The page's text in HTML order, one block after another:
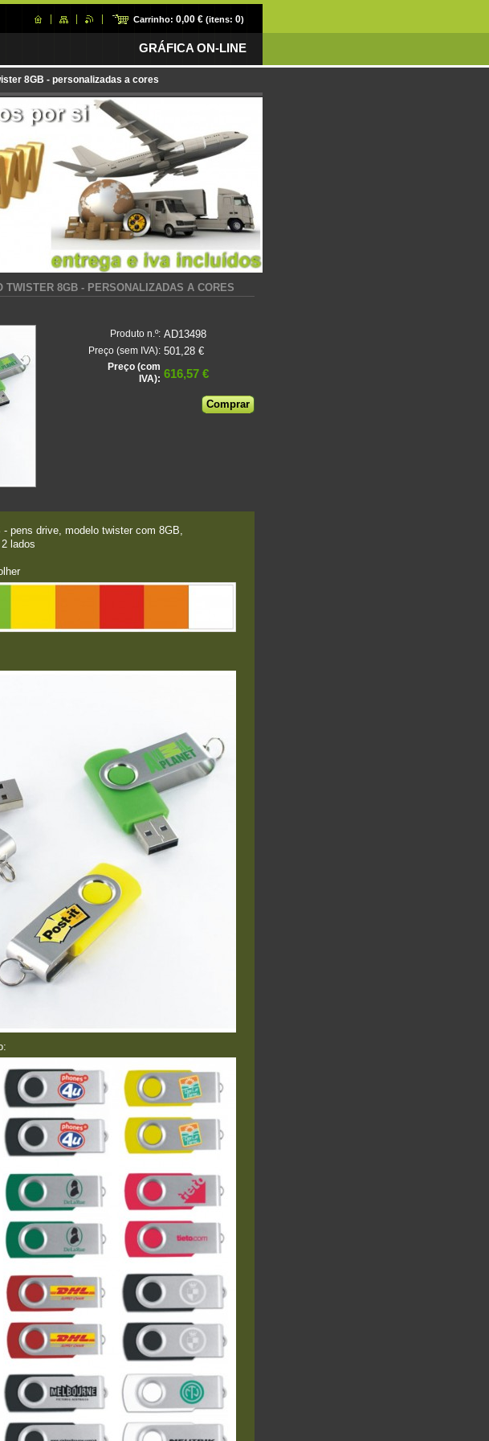
Carrinho: 0,00 € (itens: 0)
GRÁFICA ON-LINE
8GB - personalizadas a cores
TWISTER 8GB - PERSONALIZADAS A CORES
Produto n.º: AD13498
Preço (sem IVA): 501,28 €
Preço (com
IVA): 616,57 €
pens drive, modelo twister com 8GB,
lados